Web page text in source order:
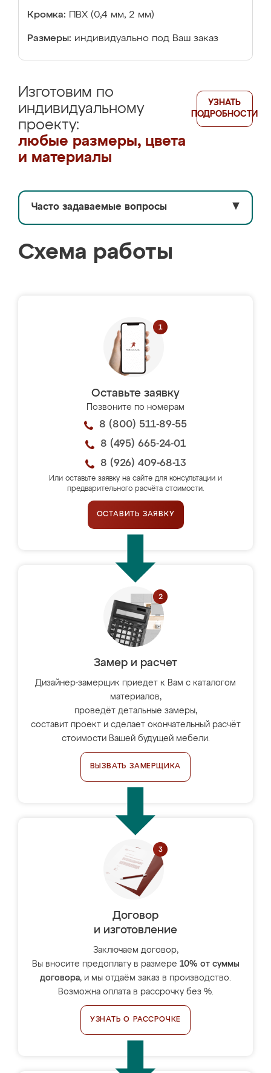
Кромка: ПВХ (0,4 мм, 2 мм)
Размеры: индивидуально под Ваш заказ
Изготовим по
индивидуальному
проекту:
любые размеры, цвета
и материалы
УЗНАТЬ
ПОДРОБНОСТИ
Часто задаваемые вопросы ▼
Схема работы
Оставьте заявку
Позвоните по номерам
8 (800) 511-89-55
8 (495) 665-24-01
8 (926) 409-68-13
Или оставьте заявку на сайте для консультации и
предварительного расчёта стоимости.
ОСТАВИТЬ ЗАЯВКУ
Замер и расчет
Дизайнер-замерщик приедет к Вам с каталогом
материалов,
проведёт детальные замеры,
составит проект и сделает окончательный расчёт
стоимости Вашей будущей мебели.
ВЫЗВАТЬ ЗАМЕРЩИКА
Договор
и изготовление
Заключаем договор,
Вы вносите предоплату в размере 10% от суммы
договора, и мы отдаём заказ в производство.
Возможна оплата в рассрочку без %.
УЗНАТЬ О РАССРОЧКЕ